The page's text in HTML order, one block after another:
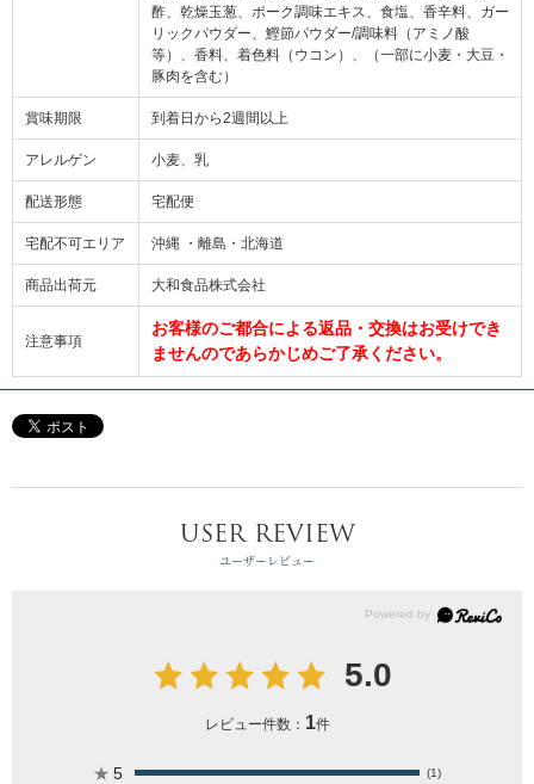
酢、乾燥玉葱、ポーク調味エキス、食塩、香辛料、ガー
リックパウダー、鰹節パウダー/調味料（アミノ酸
等）、香料、着色料（ウコン）、（一部に小麦・大豆・
豚肉を含む）
賞味期限 到着日から2週間以上
アレルゲン 小麦、乳
配送形態 宅配便
宅配不可エリア 沖縄 ・離島・北海道
商品出荷元 大和食品株式会社
注意事項
お客様のご都合による返品・交換はお受けでき
ませんのであらかじめご了承ください。
USER REVIEW
ユーザーレビュー
5.0
レビュー件数： 1件
★ 5 (1)